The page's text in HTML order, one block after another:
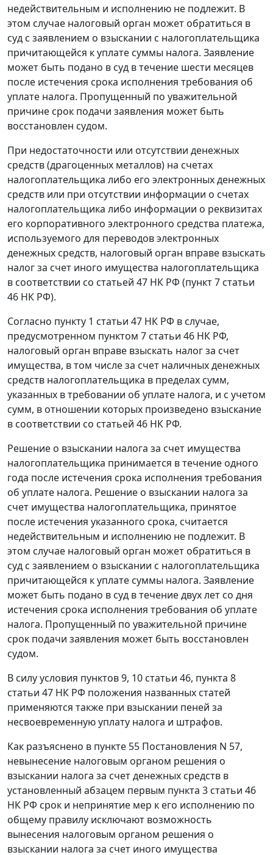
недействительным и исполнению не подлежит. В
этом случае налоговый орган может обратиться в
суд с заявлением о взыскании с налогоплательщика
причитающейся к уплате суммы налога. Заявление
может быть подано в суд в течение шести месяцев
после истечения срока исполнения требования об
уплате налога. Пропущенный по уважительной
причине срок подачи заявления может быть
восстановлен судом.
При недостаточности или отсутствии денежных
средств (драгоценных металлов) на счетах
налогоплательщика либо его электронных денежных
средств или при отсутствии информации о счетах
налогоплательщика либо информации о реквизитах
его корпоративного электронного средства платежа,
используемого для переводов электронных
денежных средств, налоговый орган вправе взыскать
налог за счет иного имущества налогоплательщика
в соответствии со статьей 47 НК РФ (пункт 7 статьи
46 НК РФ).
Согласно пункту 1 статьи 47 НК РФ в случае,
предусмотренном пунктом 7 статьи 46 НК РФ,
налоговый орган вправе взыскать налог за счет
имущества, в том числе за счет наличных денежных
средств налогоплательщика в пределах сумм,
указанных в требовании об уплате налога, и с учетом
сумм, в отношении которых произведено взыскание
в соответствии со статьей 46 НК РФ.
Решение о взыскании налога за счет имущества
налогоплательщика принимается в течение одного
года после истечения срока исполнения требования
об уплате налога. Решение о взыскании налога за
счет имущества налогоплательщика, принятое
после истечения указанного срока, считается
недействительным и исполнению не подлежит. В
этом случае налоговый орган может обратиться в
суд с заявлением о взыскании с налогоплательщика
причитающейся к уплате суммы налога. Заявление
может быть подано в суд в течение двух лет со дня
истечения срока исполнения требования об уплате
налога. Пропущенный по уважительной причине
срок подачи заявления может быть восстановлен
судом.
В силу условия пунктов 9, 10 статьи 46, пункта 8
статьи 47 НК РФ положения названных статей
применяются также при взыскании пеней за
несвоевременную уплату налога и штрафов.
Как разъяснено в пункте 55 Постановления N 57,
невынесение налоговым органом решения о
взыскании налога за счет денежных средств в
установленный абзацем первым пункта 3 статьи 46
НК РФ срок и непринятие мер к его исполнению по
общему правилу исключают возможность
вынесения налоговым органом решения о
взыскании налога за счет иного имущества